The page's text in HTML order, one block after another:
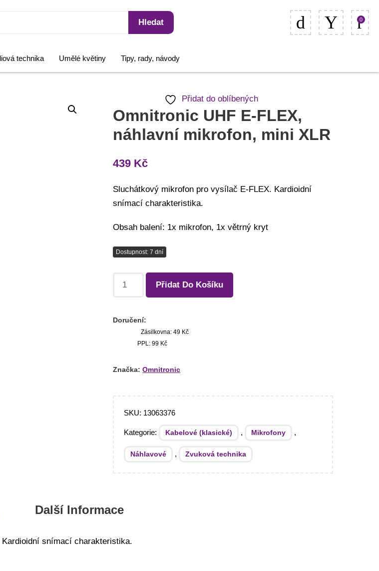
Hledat 0
technika Umělé květiny Tipy, rady, návody
Přidat do oblíbených
Omnitronic UHF E-FLEX,
náhlavní mikrofon, mini XLR
439 Kč
Sluchátkový mikrofon pro vysílač E-FLEX. Kardioidní
snímací charakteristika.
Obsah balení: 1x mikrofon, 1x větrný kryt
Dostupnost: 7 dní
Přidat Do Košíku
Doručení:
Zásilkovna: 49 Kč
PPL: 99 Kč
Značka: Omnitronic
SKU: 13063376
Kategorie: Kabelové (klasické) , Mikrofony ,
Náhlavové , Zvuková technika
Další Informace
snímací charakteristika.